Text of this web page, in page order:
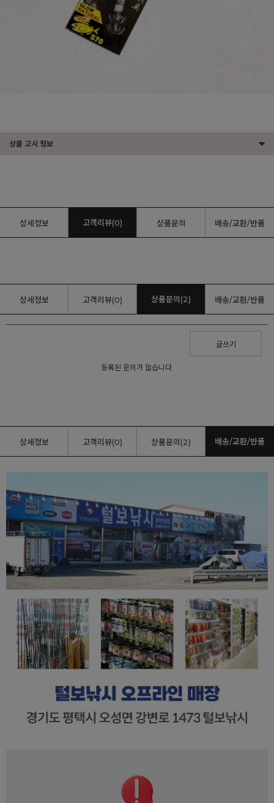
상품 고시 정보
상세정보 고객리뷰(0) 상품문의 배송/교환/반품
상세정보 고객리뷰(0) 상품문의(2) 배송/교환/반품
글쓰기
등록된 문의가 없습니다.
상세정보 고객리뷰(0) 상품문의(2) 배송/교환/반품